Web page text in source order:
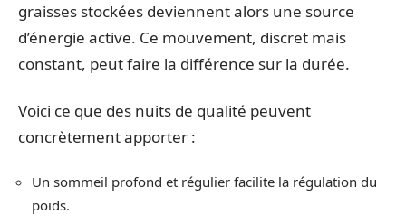
graisses stockées deviennent alors une source
d’énergie active. Ce mouvement, discret mais
constant, peut faire la différence sur la durée.
Voici ce que des nuits de qualité peuvent
concrètement apporter :
Un sommeil profond et régulier facilite la régulation du
poids.